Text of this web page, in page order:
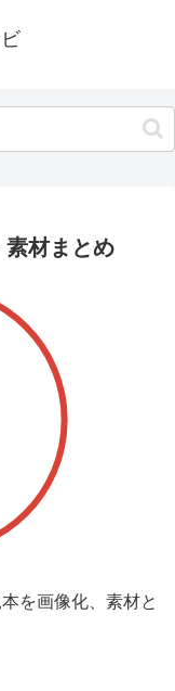
素材まとめ
を画像化、素材と